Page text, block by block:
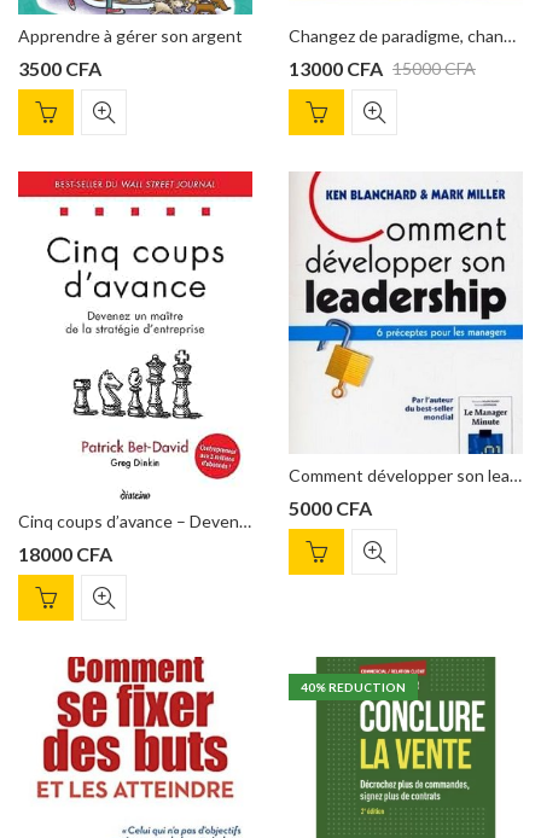
Apprendre à gérer son argent
3500 CFA
Changez de paradigme, changez de vie Finances, carrière, santé, relations : le programme mental au service de vos ambitions de Bob Proctor
15000CFA
13000 CFA
Cinq coups d’avance – Devenez un maître de la stratégie d’entreprise: Devenez un maître de la stratégie d’entreprise, de Patrick Bet-David
18000 CFA
Comment développer son leadership, Ken Blanchard
5000 CFA
40% REDUCTION
L'Art du pitch : Trouver l'accroche... OREN KLAFF
3.00
sur 5
Apprendre à